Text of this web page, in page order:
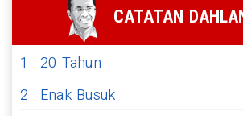
CATATAN
1
20 Tahun
2
Enak Busuk